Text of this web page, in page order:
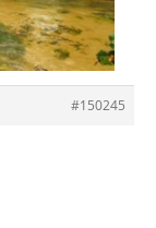
#150245